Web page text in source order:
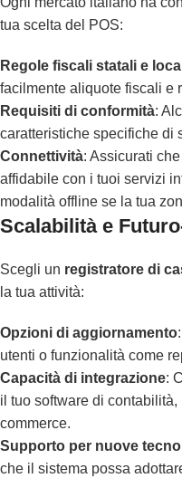
tua scelta del POS:
Regole fiscali statali e
facilmente aliquote fiscali e
Requisiti di conformità:
caratteristiche specifiche di
Connettività: Assicurati
affidabile con i tuoi servizi
modalità offline se la tua
Scalabilità e
Scegli un registratore di
la tua attività:
Opzioni di aggiornamento
utenti o funzionalità come
Capacità di integrazione:
il tuo software di
commerce.
Supporto per nuove
che il sistema possa